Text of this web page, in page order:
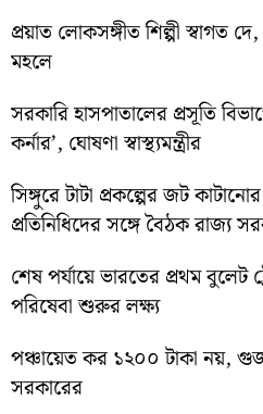
প্রয়াত লোকসঙ্গীত শিল্পী স্বাগত
মহলে
সরকারি হাসপাতালের প্রসূতি
কর্নার’, ঘোষণা স্বাস্থ্যমন্ত্রীর
সিঙ্গুরে টাটা প্রকল্পের জট
প্রতিনিধিদের সঙ্গে বৈঠক রাজ্য
শেষ পর্যায়ে ভারতের প্রথম বুলেট
পরিষেবা শুরুর লক্ষ্য
পঞ্চায়েত কর ১২০০ টাকা নয়,
সরকারের